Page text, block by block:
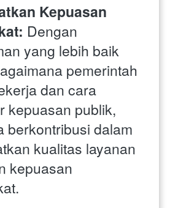
Kepuasan
Dengan
yang lebih baik
pemerintah
dan cara
kepuasan publik,
berkontribusi dalam
kualitas layanan
kepuasan